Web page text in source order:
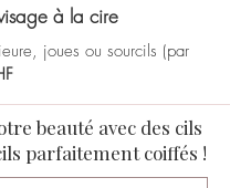
à la cire
joues ou sourcils (par
beauté avec des cils
parfaitement coiffés !